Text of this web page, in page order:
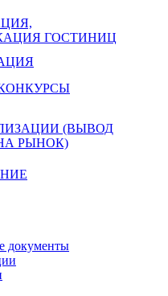
ГОСТИНИЦ
(ВЫВОД
РЫНОК)
документы